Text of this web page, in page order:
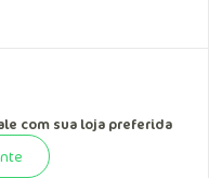
com sua loja preferida